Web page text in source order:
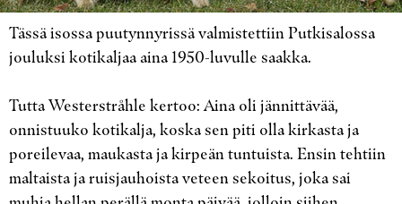
Tässä isossa puutynnyrissä valmistettiin Putkisalossa
jouluksi kotikaljaa aina 1950-luvulle saakka.
Tutta Westerstråhle kertoo: Aina oli jännittävää,
onnistuuko kotikalja, koska sen piti olla kirkasta ja
poreilevaa, maukasta ja kirpeän tuntuista. Ensin tehtiin
maltaista ja ruisjauhoista veteen sekoitus, joka sai